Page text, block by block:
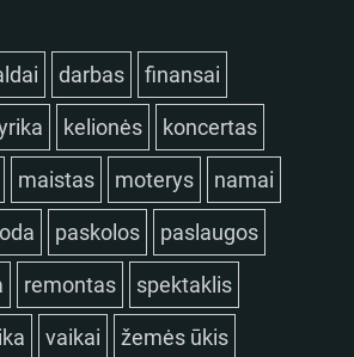
darbas finansai
kelionės koncertas
maistas moterys namai
paskolos paslaugos
remontas spektaklis
vaikai žemės ūkis